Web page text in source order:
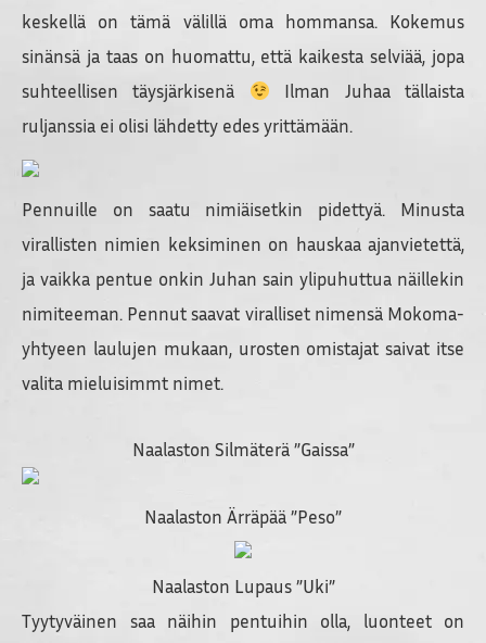
keskellä on tämä välillä oma hommansa. Kokemus
sinänsä ja taas on huomattu, että kaikesta selviää, jopa
suhteellisen täysjärkisenä
Ilman Juhaa tällaista
ruljanssia ei olisi lähdetty edes yrittämään.
Pennuille on saatu nimiäisetkin pidettyä. Minusta
virallisten nimien keksiminen on hauskaa ajanvietettä,
ja vaikka pentue onkin Juhan sain ylipuhuttua näillekin
nimiteeman. Pennut saavat viralliset nimensä Mokoma-
yhtyeen laulujen mukaan, urosten omistajat saivat itse
valita mieluisimmt nimet.
Naalaston Silmäterä ”Gaissa”
Naalaston Ärräpää ”Peso”
Naalaston Lupaus ”Uki”
Tyytyväinen saa näihin pentuihin olla, luonteet on